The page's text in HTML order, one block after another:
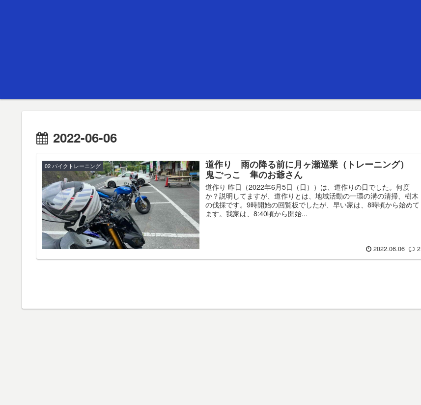
2022-06-06
02 バイクトレーニング
道作り 雨の降る前に月ヶ瀬巡業（トレーニング）
鬼ごっこ 隼のお爺さん
道作り 昨日（2022年6月5日（日））は、道作りの日でした。何度
か？説明してますが、道作りとは、地域活動の一環の溝の清掃、樹木
の伐採です。9時開始の回覧板でしたが、早い家は、8時頃から始めて
ます。我家は、8:40頃から開始...
2022.06.06 2